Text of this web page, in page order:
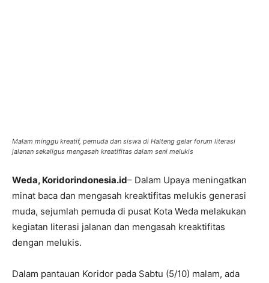
Malam minggu kreatif, pemuda dan siswa di Halteng gelar forum literasi
jalanan sekaligus mengasah kreatifitas dalam seni melukis
Weda, Koridorindonesia.id– Dalam Upaya meningatkan
minat baca dan mengasah kreaktifitas melukis generasi
muda, sejumlah pemuda di pusat Kota Weda melakukan
kegiatan literasi jalanan dan mengasah kreaktifitas
dengan melukis.
Dalam pantauan Koridor pada Sabtu (5/10) malam, ada